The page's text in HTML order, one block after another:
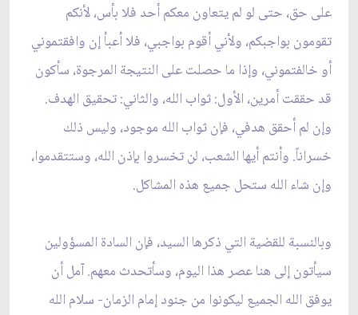
على حق، حتى لو لم يتعاون معكم أحد فلا بأس، لأنكم
تقومون بواجبكم، ولأني أقوم بواجبي، فلا أعبأ إن وافقتموني
أو خالفتموني، وإذا ما حصلت على النتيجة المرجوة، سأكون
قد حققت أمرين، الأول: ثواب الله، والثاني: تحقيق الهدف.
وإن لم أحقق هدفي، فإن ثواب الله موجود، وليس ذلك
خسراناً. وأنتم أيها الشعب، لن تخسروا بإذن الله، وستتقدموا،
وإن شاء الله ستحل جميع هذه المشاكل.
وبالنسبة للقضية التي ذكرها السيد، فإن السادة المسؤولين
سيأتون إلى هنا عصر هذا اليوم، وسأتحدث معهم. آمل أن
يوفق الله الجميع ليكونوا من جنود إمام الزمان- سلام الله